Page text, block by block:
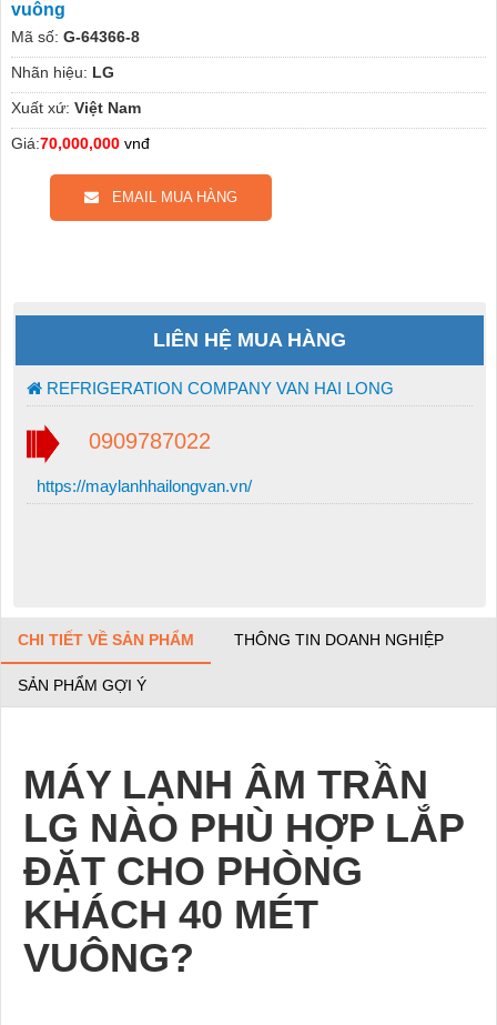
vuông
Mã số: G-64366-8
Nhãn hiệu: LG
Xuất xứ: Việt Nam
Giá:70,000,000 vnđ
EMAIL MUA HÀNG
LIÊN HỆ MUA HÀNG
REFRIGERATION COMPANY VAN HAI LONG
0909787022
https://maylanhhailongvan.vn/
CHI TIẾT VỀ SẢN PHẨM THÔNG TIN DOANH NGHIỆP
SẢN PHẨM GỢI Ý
MÁY LẠNH ÂM TRẦN
LG NÀO PHÙ HỢP LẮP
ĐẶT CHO PHÒNG
KHÁCH 40 MÉT
VUÔNG?